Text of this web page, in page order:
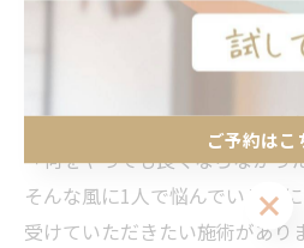
整えていくことができるんです
「変わりたいけれど、自分に自
「何をやっても良くならなかっ
そんな風に1人で悩んでいる方
受けていただきたい施術があり
ご予約はこ
ご予約はこ